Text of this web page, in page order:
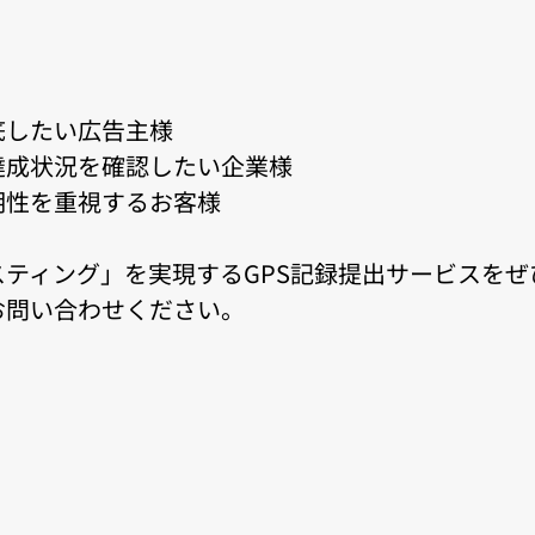
たい広告主様
状況を確認したい企業様
を重視するお客様​​
ィング」を実現するGPS記録提出サービスをぜ
い合わせください。